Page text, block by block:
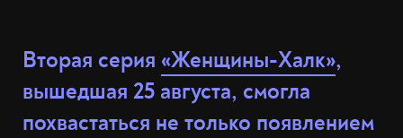
Вторая серия «Женщины-Халк»,
вышедшая 25 августа, смогла
похвастаться не только появлением